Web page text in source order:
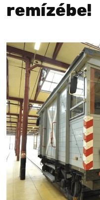
remízébe!